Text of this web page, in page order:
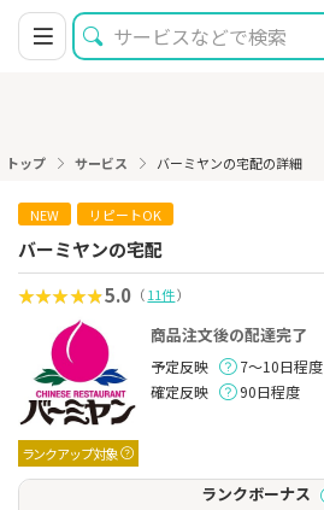
トップ サービス バーミヤンの宅配の詳細
NEW リピートOK
バーミヤンの宅配
5.0 （11件）
ランクアップ対象
商品注文後の配達完了
予定反映
7～10日程度
確定反映
90日程度
ランクボーナス